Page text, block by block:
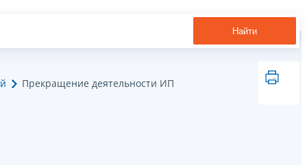
Найти
Прекращение деятельности ИП